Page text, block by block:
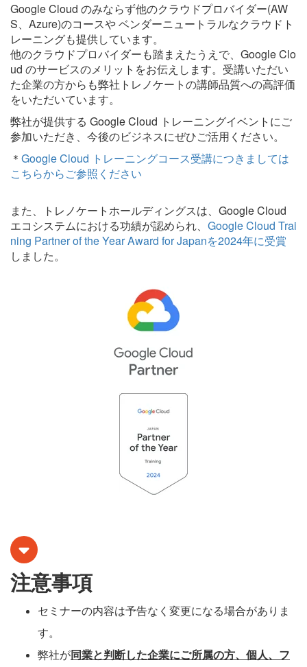
Google Cloud のみならず他のクラウドプロバイダー(AW
S、Azure)のコースや ベンダーニュートラルなクラウドト
レーニングも提供しています。
他のクラウドプロバイダーも踏まえたうえで、 Google Clo
ud のサービスのメリットをお伝えします。受講いただい
た企業の方からも弊社トレノケートの講師品質への高評価
をいただいています。
弊社が提供する Google Cloud トレーニングイベントにご
参加いただき、今後のビジネスにぜひご活用ください。
＊ Google Cloud トレーニングコース受講につきましては
こちらからご参照ください
また、トレノケートホールディングスは、Google Cloud
エコシステムにおける功績が認められ、 Google Cloud Trai
ning Partner of the Year Award for Japanを2024年に受賞
しました。
注意事項
セミナーの内容は予告なく変更になる場合がありま
す。
弊社が同業と判断した企業にご所属の方、個人、フ